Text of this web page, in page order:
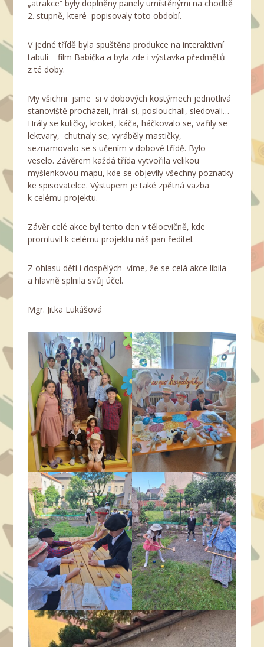
„atrakce“ byly doplněny panely umístěnými na chodbě
2. stupně, které popisovaly toto období.
V jedné třídě byla spuštěna produkce na interaktivní
tabuli – film Babička a byla zde i výstavka předmětů
z té doby.
My všichni jsme si v dobových kostýmech jednotlivá
stanoviště procházeli, hráli si, poslouchali, sledovali…
Hrály se kuličky, kroket, káča, háčkovalo se, vařily se
lektvary, chutnaly se, vyráběly mastičky,
seznamovalo se s učením v dobové třídě. Bylo
veselo. Závěrem každá třída vytvořila velikou
myšlenkovou mapu, kde se objevily všechny poznatky
ke spisovatelce. Výstupem je také zpětná vazba
k celému projektu.
Závěr celé akce byl tento den v tělocvičně, kde
promluvil k celému projektu náš pan ředitel.
Z ohlasu dětí i dospělých víme, že se celá akce líbila
a hlavně splnila svůj účel.
Mgr. Jitka Lukášová